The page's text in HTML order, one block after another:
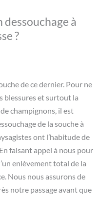
à
?
de ce dernier. Pour ne
blessures et surtout la
champignons, il est
de la souche à
ont l’habitude de
faisant appel à nous pour
enlèvement total de la
Nous nous assurons de
notre passage avant que